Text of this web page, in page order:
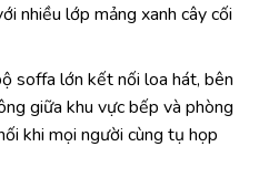
nhiều lớp mảng xanh cây cối
soffa lớn kết nối loa hát, bên
giữa khu vực bếp và phòng
khi mọi người cùng tụ họp